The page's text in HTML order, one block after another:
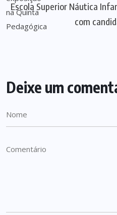
Escola Superior Náutica
com
Deixe um